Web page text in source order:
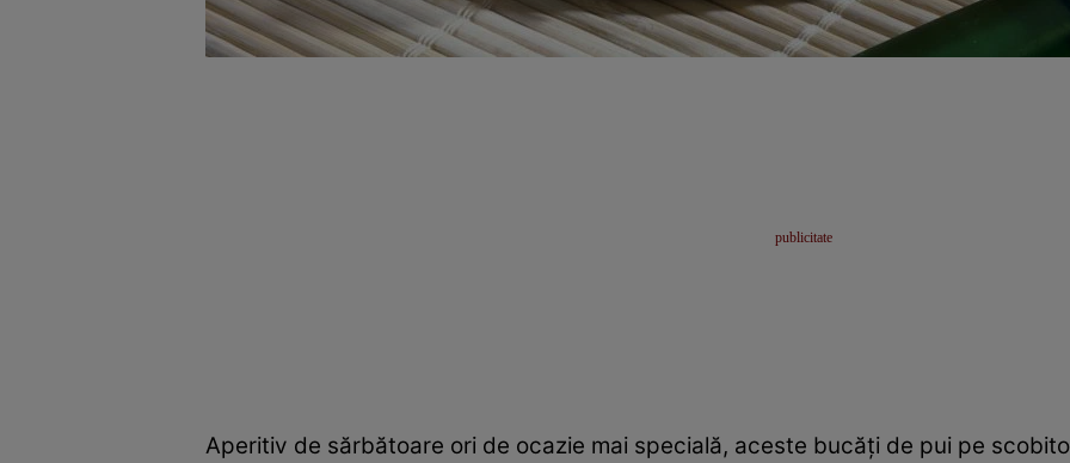
Aperitiv de sărbătoare ori de ocazie mai specială, aceste bucăţi de pui pe